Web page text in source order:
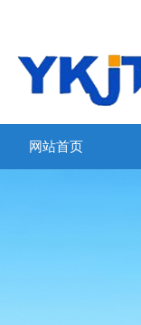
网站首页